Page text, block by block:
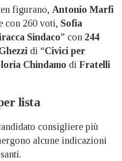
figurano, Antonio Marfi
con 260 voti, Sofia
Sindaco” con 244
di “Civici per
Chindamo di Fratelli
lista
consigliere più
alcune indicazioni